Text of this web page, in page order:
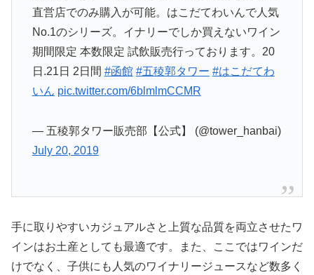
直営店でのみ購入が可能。はこだてわいんで人気
No.1のシリーズ。イナリーでしか買えないワイン
期間限定 本数限定 試飲販売行っております。20
日.21日 2日間 #函館 #五稜郭タワー #はこだてわ
いん pic.twitter.com/6blmlmCCMR
— 五稜郭タワー販売部【公式】 (@tower_hanbai)
July 20, 2019
手に取りやすいカジュアルさと上質な品質を両立させたワ
インはお土産としても最適です。また、ここではワインだ
けでなく、子供にも人気のワイナリージュースなど数多く